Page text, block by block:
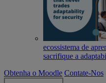
ecossistema de
sacrifique a
Obtenha o Moodle Contate-Nos